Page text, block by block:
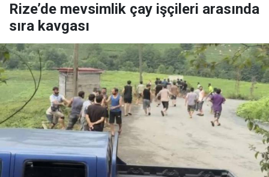
Rize’de mevsimlik çay işçileri arasında
sıra kavgası